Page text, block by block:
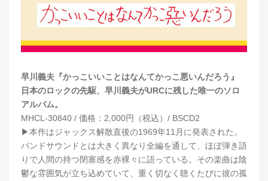
早川義夫『かっこいいことはなんてかっこ悪いんだろう』
日本のロックの先駆、早川義夫がURCに残した唯一のソロ
アルバム。
MHCL-30840 / 価格：2,000円（税込）/ BSCD2
▶︎本作はジャックス解散直後の1969年11月に発表された。
バンドサウンドとは大きく異なり全編を通して、ほぼ弾き語
りで人間の持つ閉塞感を赤裸々に語っている。その楽曲は陰
鬱な雰囲気が立ち込めていて、重く切なく聴くたびに彼の孤